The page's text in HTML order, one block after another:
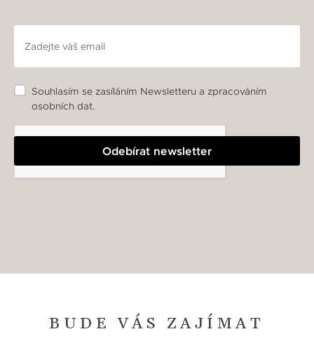
Odebírat newsletter
Souhlasím se zasíláním Newsletteru a zpracováním
osobních dat.
BUDE VÁS ZAJÍMAT